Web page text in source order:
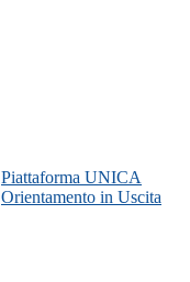
Piattaforma UNICA
Orientamento in Uscita